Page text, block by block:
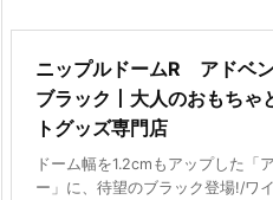
ニップルドームR アドベ
ブラック丨大人のおもちゃ
トグッズ専門店
ドーム幅を1.2cmもアップした「
ー」に、待望のブラック登場!/ワ